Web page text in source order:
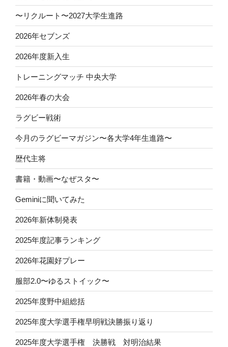
〜リクルート〜2027大学生進路
2026年セブンズ
2026年度新入生
トレーニングマッチ 中央大学
2026年春の大会
ラグビー戦術
今月のラグビーマガジン〜各大学4年生進路〜
歴代主将
書籍・動画〜なぜスタ〜
Geminiに聞いてみた
2026年新体制発表
2025年度記事ランキング
2026年花園好プレー
服部2.0〜ゆるストイック〜
2025年度野中組総括
2025年度大学選手権早明戦決勝振り返り
2025年度大学選手権 決勝戦 対明治結果